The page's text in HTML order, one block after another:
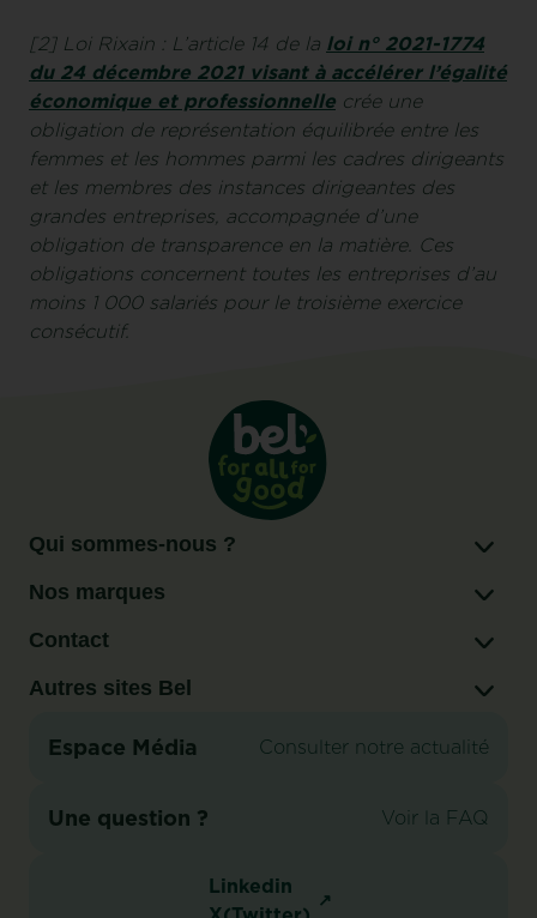
[2] Loi Rixain : L’article 14 de la loi n° 2021-1774
du 24 décembre 2021 visant à accélérer l’égalité
économique et professionnelle crée une
obligation de représentation équilibrée entre les
femmes et les hommes parmi les cadres dirigeants
et les membres des instances dirigeantes des
grandes entreprises, accompagnée d’une
obligation de transparence en la matière. Ces
obligations concernent toutes les entreprises d’au
moins 1 000 salariés pour le troisième exercice
consécutif.
Qui sommes-nous ?
Nos marques
Contact
Autres sites Bel
Espace Média Consulter notre actualité
Une question ? Voir la FAQ
Linkedin